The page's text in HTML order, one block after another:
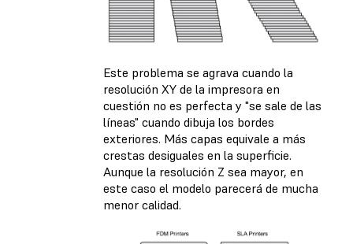
Este problema se agrava cuando la
resolución XY de la impresora en
cuestión no es perfecta y "se sale de las
líneas" cuando dibuja los bordes
exteriores. Más capas equivale a más
crestas desiguales en la superficie.
Aunque la resolución Z sea mayor, en
este caso el modelo parecerá de mucha
menor calidad.